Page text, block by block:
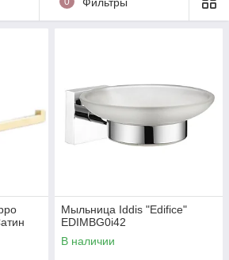
Мыльница Iddis "Edifice"
EDIMBG0i42
В наличии